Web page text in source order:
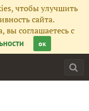
чтобы улучшить
сайта.
вы соглашаетесь с
ок